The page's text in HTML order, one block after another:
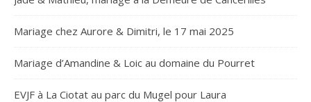
Mariage chez Aurore & Dimitri, le 17 mai 2025
Mariage d’Amandine & Loic au domaine du Pourret
EVJF à La Ciotat au parc du Mugel pour Laura